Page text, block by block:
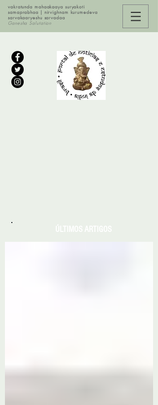
vakratunda mahaakaaya suryakoti
samaprabhaa | nirvighnam kurumedeva
sarvakaaryeshu sarvadaa
Ganesha Salutation